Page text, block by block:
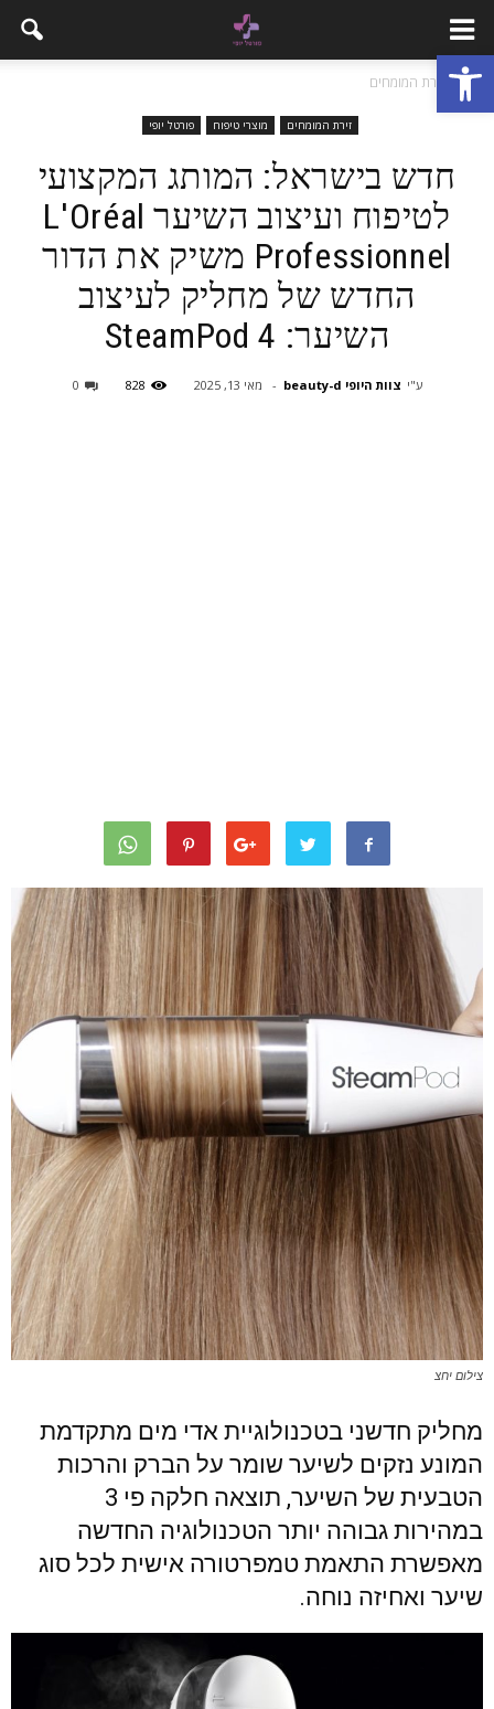
פתח סרגל נגישות
בית זירת המומחים
זירת המומחים מוצרי טיפוח פורטל יופי
חדש בישראל: המותג המקצועי
לטיפוח ועיצוב השיער L'Oréal
Professionnel משיק את הדור
החדש של מחליק לעיצוב
השיער: SteamPod 4
ע"י צוות היופי beauty-d - מאי 13, 2025 828
0
צילום יחצ
מחליק חדשני בטכנולוגיית אדי מים מתקדמת
המונע נזקים לשיער שומר על הברק והרכות
הטבעית של השיער, תוצאה חלקה פי 3
במהירות גבוהה יותר הטכנולוגיה החדשה
מאפשרת התאמת טמפרטורה אישית לכל סוג
שיער ואחיזה נוחה.